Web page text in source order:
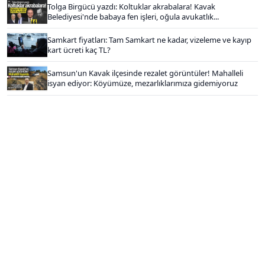
Tolga Birgücü yazdı: Koltuklar akrabalara! Kavak
Belediyesi'nde babaya fen işleri, oğula avukatlık...
Samkart fiyatları: Tam Samkart ne kadar, vizeleme ve kayıp
kart ücreti kaç TL?
Samsun'un Kavak ilçesinde rezalet görüntüler! Mahalleli
isyan ediyor: Köyümüze, mezarlıklarımıza gidemiyoruz